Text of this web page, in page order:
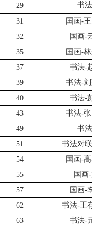
29 书
31 国画-
32 国画-
35 国画-
37 书法-
39 书法-
40 书法-
43 书法-
49 书
51 书法对
54 国画-
55 国画
57 国画-
62 书法-王
63 书法-